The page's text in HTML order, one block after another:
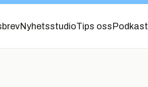
NyhetsstudioTips oss Podkast